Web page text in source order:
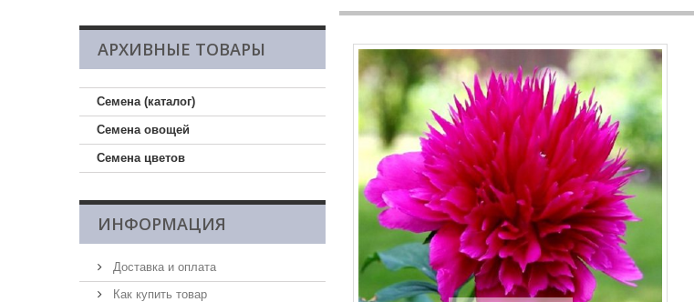
АРХИВНЫЕ ТОВАРЫ
Семена (каталог)
Семена овощей
Семена цветов
ИНФОРМАЦИЯ
Доставка и оплата
Как купить товар